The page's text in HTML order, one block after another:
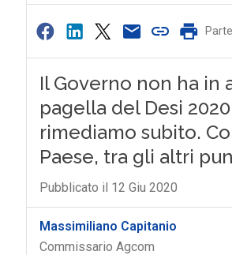
Il Governo non ha in
pagella del Desi
rimediamo subito.
Paese, tra gli altri
Pubblicato il 12 Giu 2020
Massimiliano Capitanio
Commissario Agcom